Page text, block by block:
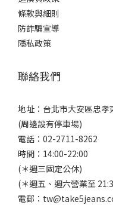
條款與細則
防詐騙宣導
隱私政策
聯絡我們
地址：台北市大安區忠孝
(周邊設有停車場)
電話：02-2711-8262
時間：14:00-22:00
(＊週三固定公休)
(＊週五、週六營業至
電郵：